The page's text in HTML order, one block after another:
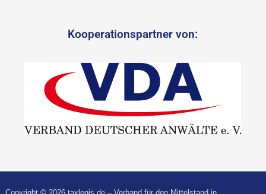
Kooperationspartner von: